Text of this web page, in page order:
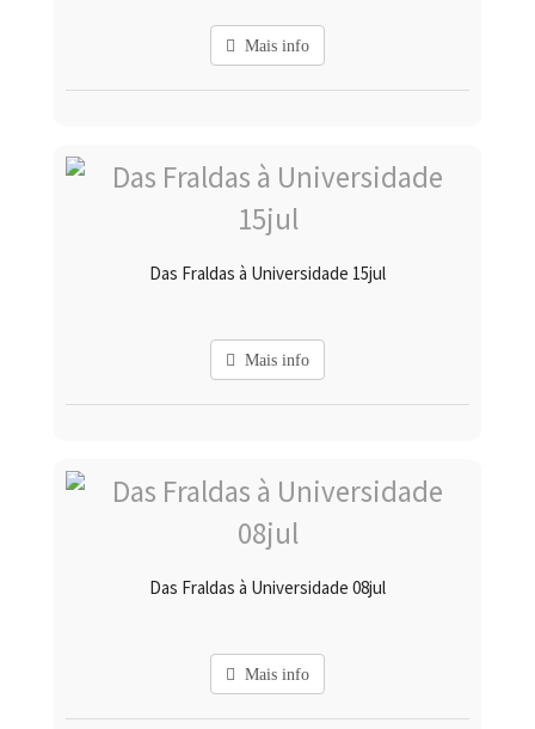
Mais info
Das Fraldas à Universidade 15jul
Mais info
Das Fraldas à Universidade 08jul
Mais info